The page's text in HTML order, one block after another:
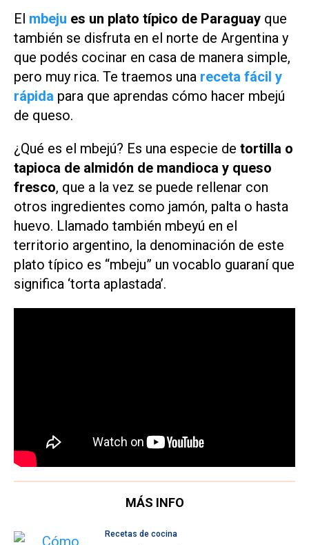
El mbeju es un plato típico de Paraguay que
también se disfruta en el norte de Argentina y
que podés cocinar en casa de manera simple,
pero muy rica. Te traemos una receta fácil y
rápida para que aprendas cómo hacer mbejú
de queso.
¿Qué es el mbejú? Es una especie de tortilla o
tapioca de almidón de mandioca y queso
fresco, que a la vez se puede rellenar con
otros ingredientes como jamón, palta o hasta
huevo. Llamado también mbeyú en el
territorio argentino, la denominación de este
plato típico es “mbeju” un vocablo guaraní que
significa ‘torta aplastada’.
MÁS INFO
Recetas de cocina